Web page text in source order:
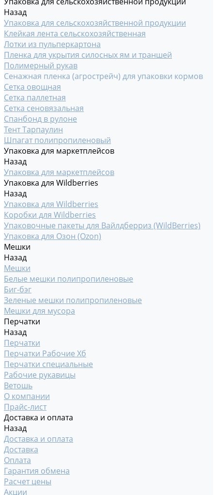
Назад
Упаковка для сельскохозяйственной продукции
Клейкая лента сельскохозяйственная
Лотки из пульперкартона
Пленка для укрытия силосных ям и траншей
Полимерный рукав
Сенажная пленка (агрострейч) для упаковки кормов
Сетка овощная
Сетка паллетная
Сетка сеновязальная
Спанбонд в рулоне
Тент Тарпаулин
Шпагат полипропиленовый
Упаковка для маркетплейсов
Назад
Упаковка для маркетплейсов
Упаковка для Wildberries
Назад
Упаковка для Wildberries
Коробки для Wildberries
Упаковочные пакеты для Вайлдберриз (WildBerries)
Упаковка для Озон (Ozon)
Мешки
Назад
Мешки
Белые мешки полипропиленовые
Биг-бэг
Зеленые мешки полипропиленовые
Мешки для мусора
Перчатки
Назад
Перчатки
Перчатки Рабочие Хб
Перчатки специальные
Рабочие рукавицы
Ветошь
О компании
Прайс-лист
Доставка и оплата
Назад
Доставка и оплата
Доставка
Оплата
Гарантия обмена
Расчет цены
Акции